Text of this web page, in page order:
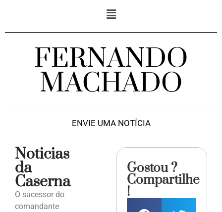
FERNANDO
MACHADO
ENVIE UMA NOTÍCIA
Noticias
da
Caserna
O sucessor do
comandante
Gostou ?
Compartilhe
!